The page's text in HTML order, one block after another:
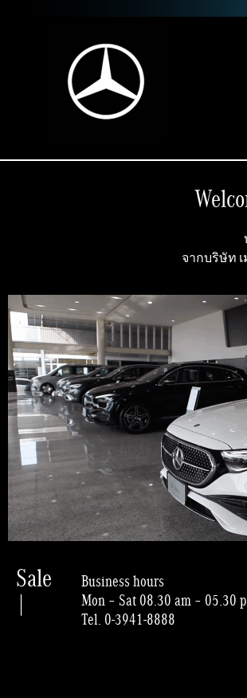
จากบริษัท
Sale
|
Business hours
Mon – Sat 08.30 am – 05.30
Tel. 0-3941-8888